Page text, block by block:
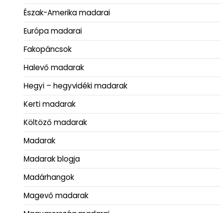
Észak-Amerika madarai
Európa madarai
Fakopáncsok
Halevő madarak
Hegyi – hegyvidéki madarak
Kerti madarak
Költöző madarak
Madarak
Madarak blogja
Madárhangok
Magevő madarak